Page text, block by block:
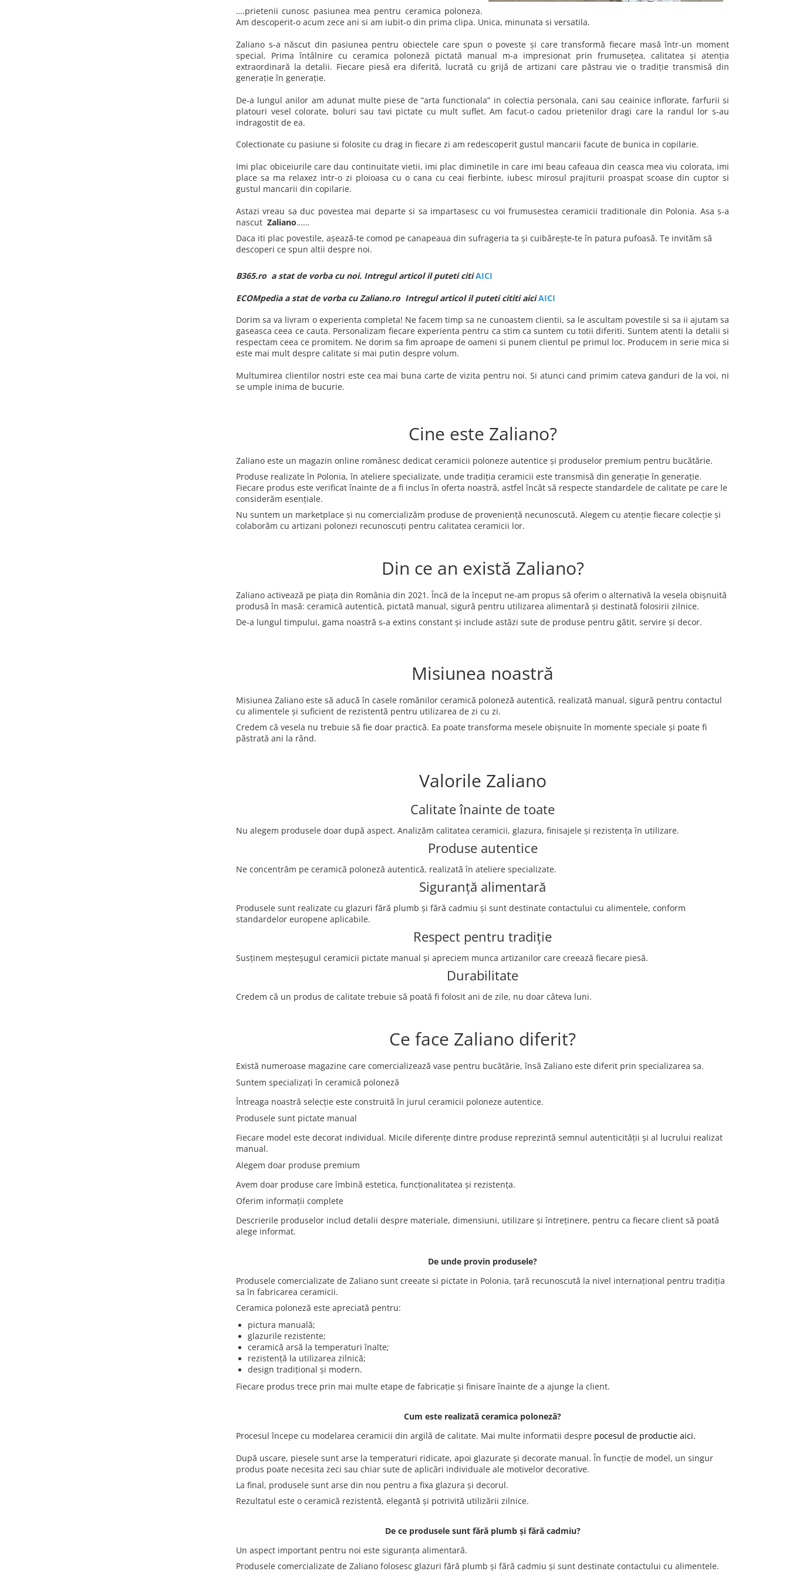
….prietenii cunosc pasiunea mea pentru ceramica poloneza.
Am descoperit-o acum zece ani si am iubit-o din prima clipa. Unica, minunata si versatila.
Zaliano s-a născut din pasiunea pentru obiectele care spun o poveste și care transformă fiecare masă într-un moment
special. Prima întâlnire cu ceramica poloneză pictată manual m-a impresionat prin frumusețea, calitatea și atenția
extraordinară la detalii. Fiecare piesă era diferită, lucrată cu grijă de artizani care păstrau vie o tradiție transmisă din
generație în generație.
De-a lungul anilor am adunat multe piese de “arta functionala” in colectia personala, cani sau ceainice inflorate, farfurii si
platouri vesel colorate, boluri sau tavi pictate cu mult suflet. Am facut-o cadou prietenilor dragi care la randul lor s-au
indragostit de ea.
Colectionate cu pasiune si folosite cu drag in fiecare zi am redescoperit gustul mancarii facute de bunica in copilarie.
Imi plac obiceiurile care dau continuitate vietii, imi plac diminetile in care imi beau cafeaua din ceasca mea viu colorata, imi
place sa ma relaxez intr-o zi ploioasa cu o cana cu ceai fierbinte, iubesc mirosul prajiturii proaspat scoase din cuptor si
gustul mancarii din copilarie.
Astazi vreau sa duc povestea mai departe si sa impartasesc cu voi frumusestea ceramicii traditionale din Polonia. Asa s-a
nascut Zaliano……
Daca iti plac povestile, așează-te comod pe canapeaua din sufrageria ta și cuibărește-te în patura pufoasă. Te invităm să
descoperi ce spun altii despre noi.
B365.ro a stat de vorba cu noi. Intregul articol il puteti citi AICI
ECOMpedia a stat de vorba cu Zaliano.ro Intregul articol il puteti cititi aiciAICI
Dorim sa va livram o experienta completa! Ne facem timp sa ne cunoastem clientii, sa le ascultam povestile si sa ii ajutam sa
gaseasca ceea ce cauta. Personalizam fiecare experienta pentru ca stim ca suntem cu totii diferiti. Suntem atenti la detalii si
respectam ceea ce promitem. Ne dorim sa fim aproape de oameni si punem clientul pe primul loc. Producem in serie mica si
este mai mult despre calitate si mai putin despre volum.
Multumirea clientilor nostri este cea mai buna carte de vizita pentru noi. Si atunci cand primim cateva ganduri de la voi, ni
se umple inima de bucurie.
Cine este Zaliano?
Zaliano este un magazin online românesc dedicat ceramicii poloneze autentice și produselor premium pentru bucătărie.
Produse realizate în Polonia, în ateliere specializate, unde tradiția ceramicii este transmisă din generație în generație.
Fiecare produs este verificat înainte de a fi inclus în oferta noastră, astfel încât să respecte standardele de calitate pe care le
considerăm esențiale.
Nu suntem un marketplace și nu comercializăm produse de proveniență necunoscută. Alegem cu atenție fiecare colecție și
colaborăm cu artizani polonezi recunoscuți pentru calitatea ceramicii lor.
Din ce an există Zaliano?
Zaliano activează pe piața din România din 2021. Încă de la început ne-am propus să oferim o alternativă la vesela obișnuită
produsă în masă: ceramică autentică, pictată manual, sigură pentru utilizarea alimentară și destinată folosirii zilnice.
De-a lungul timpului, gama noastră s-a extins constant și include astăzi sute de produse pentru gătit, servire și decor.
Misiunea noastră
Misiunea Zaliano este să aducă în casele românilor ceramică poloneză autentică, realizată manual, sigură pentru contactul
cu alimentele și suficient de rezistentă pentru utilizarea de zi cu zi.
Credem că vesela nu trebuie să fie doar practică. Ea poate transforma mesele obișnuite în momente speciale și poate fi
păstrată ani la rând.
Valorile Zaliano
Calitate înainte de toate
Nu alegem produsele doar după aspect. Analizăm calitatea ceramicii, glazura, finisajele și rezistența în utilizare.
Produse autentice
Ne concentrăm pe ceramică poloneză autentică, realizată în ateliere specializate.
Siguranță alimentară
Produsele sunt realizate cu glazuri fără plumb și fără cadmiu și sunt destinate contactului cu alimentele, conform
standardelor europene aplicabile.
Respect pentru tradiție
Susținem meșteșugul ceramicii pictate manual și apreciem munca artizanilor care creează fiecare piesă.
Durabilitate
Credem că un produs de calitate trebuie să poată fi folosit ani de zile, nu doar câteva luni.
Ce face Zaliano diferit?
Există numeroase magazine care comercializează vase pentru bucătărie, însă Zaliano este diferit prin specializarea sa.
Suntem specializați în ceramică poloneză
Întreaga noastră selecție este construită în jurul ceramicii poloneze autentice.
Produsele sunt pictate manual
Fiecare model este decorat individual. Micile diferențe dintre produse reprezintă semnul autenticității și al lucrului realizat
manual.
Alegem doar produse premium
Avem doar produse care îmbină estetica, funcționalitatea și rezistența.
Oferim informații complete
Descrierile produselor includ detalii despre materiale, dimensiuni, utilizare și întreținere, pentru ca fiecare client să poată
alege informat.
De unde provin produsele?
Produsele comercializate de Zaliano sunt creeate si pictate in Polonia, țară recunoscută la nivel internațional pentru tradiția
sa în fabricarea ceramicii.
Ceramica poloneză este apreciată pentru:
pictura manuală;
glazurile rezistente;
ceramică arsă la temperaturi înalte;
rezistență la utilizarea zilnică;
design tradițional și modern.
Fiecare produs trece prin mai multe etape de fabricație și finisare înainte de a ajunge la client.
Cum este realizată ceramica poloneză?
Procesul începe cu modelarea ceramicii din argilă de calitate. Mai multe informatii despre pocesul de productie aici.
După uscare, piesele sunt arse la temperaturi ridicate, apoi glazurate și decorate manual. În funcție de model, un singur
produs poate necesita zeci sau chiar sute de aplicări individuale ale motivelor decorative.
La final, produsele sunt arse din nou pentru a fixa glazura și decorul.
Rezultatul este o ceramică rezistentă, elegantă și potrivită utilizării zilnice.
De ce produsele sunt fără plumb și fără cadmiu?
Un aspect important pentru noi este siguranța alimentară.
Produsele comercializate de Zaliano folosesc glazuri fără plumb și fără cadmiu și sunt destinate contactului cu alimentele.